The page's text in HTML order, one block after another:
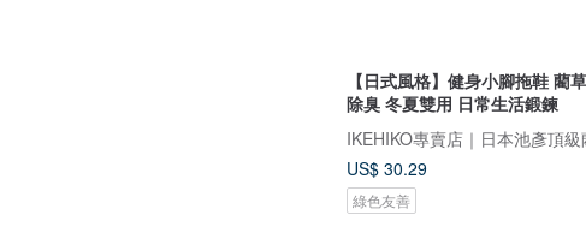
【日式風格】健身小腳拖鞋 藺
除臭 冬夏雙用 日常生活鍛鍊
US$ 30.29
綠色友善